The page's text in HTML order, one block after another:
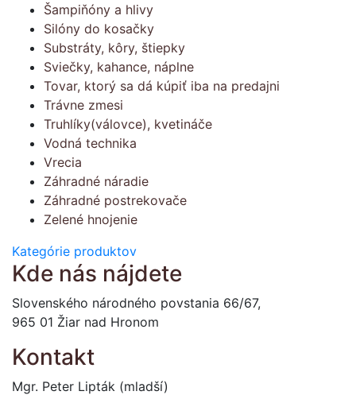
Šampiňóny a hlivy
Silóny do kosačky
Substráty, kôry, štiepky
Sviečky, kahance, náplne
Tovar, ktorý sa dá kúpiť iba na predajni
Trávne zmesi
Truhlíky(válovce), kvetináče
Vodná technika
Vrecia
Záhradné náradie
Záhradné postrekovače
Zelené hnojenie
Kategórie produktov
Kde nás nájdete
Slovenského národného povstania 66/67,
965 01 Žiar nad Hronom
Kontakt
Mgr. Peter Lipták (mladší)